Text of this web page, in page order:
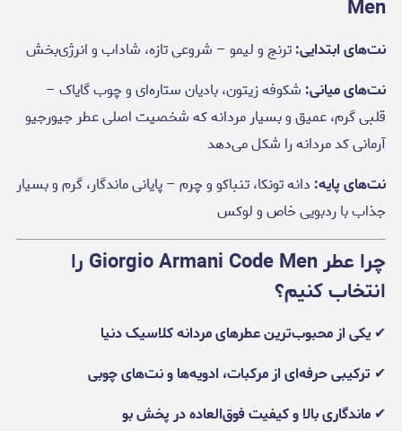
Men
نت‌های ابتدایی:ترنج و لیمو – شروعی تازه، شاداب و انرژی‌بخش
نت‌های میانی: شکوفه زیتون، بادیان ستاره‌ای و چوب گایاک –
قلبی گرم، عمیق و بسیار مردانه که شخصیت اصلی عطر جیورجیو
آرمانی کد مردانه را شکل می‌دهد
نت‌های پایه: دانه تونکا، تنباکو و چرم – پایانی ماندگار، گرم و بسیار
جذاب با ردبویی خاص و لوکس
چرا عطر Giorgio Armani Code Men را
انتخاب کنیم؟
✔ یکی از محبوب‌ترین عطرهای مردانه کلاسیک دنیا
✔ ترکیبی حرفه‌ای از مرکبات، ادویه‌ها و نت‌های چوبی
✔ ماندگاری بالا و کیفیت فوق‌العاده در پخش بو